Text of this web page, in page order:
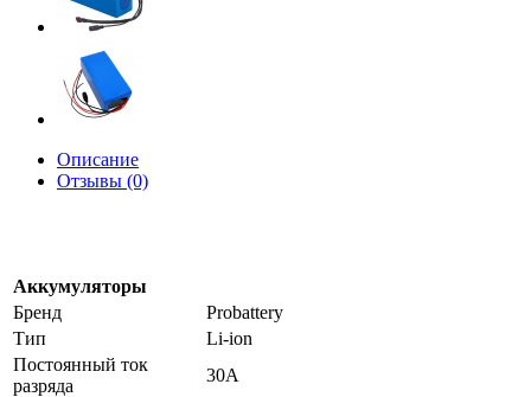
Описание
Отзывы (0)
Аккумуляторы
Бренд
Probattery
Тип
Li-ion
Постоянный ток
разряда
30А